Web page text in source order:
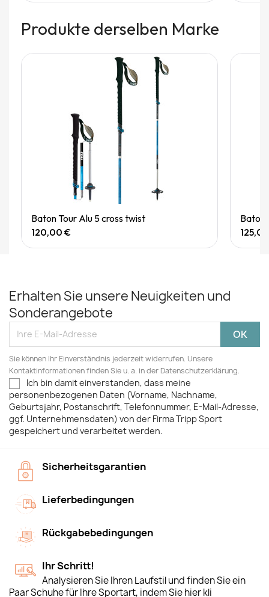
Produkte derselben Marke
Quick View
Baton Tour Alu 5 cross twist
120,00 €
Erhalten Sie unsere Neuigkeiten und
Sonderangebote
Sie können Ihr Einverständnis jederzeit widerrufen. Unsere
Kontaktinformationen finden Sie u. a. in der Datenschutzerklärung.
Ich bin damit einverstanden, dass meine
personenbezogenen Daten (Vorname, Nachname,
Geburtsjahr, Postanschrift, Telefonnummer, E-Mail-Adresse,
ggf. Unternehmensdaten) von der Firma Tripp Sport
gespeichert und verarbeitet werden.
Sicherheitsgarantien
Lieferbedingungen
Rückgabebedingungen
Ihr Schritt!
Analysieren Sie Ihren Laufstil und finden Sie ein
Paar Schuhe für Ihre Sportart, indem Sie hier kli